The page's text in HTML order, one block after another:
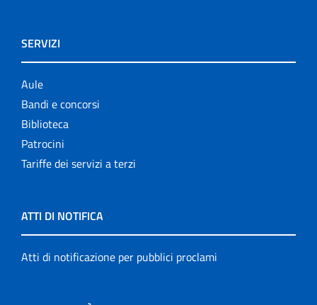
SERVIZI
Aule
Bandi e concorsi
Biblioteca
Patrocini
Tariffe dei servizi a terzi
ATTI DI NOTIFICA
Atti di notificazione per pubblici proclami